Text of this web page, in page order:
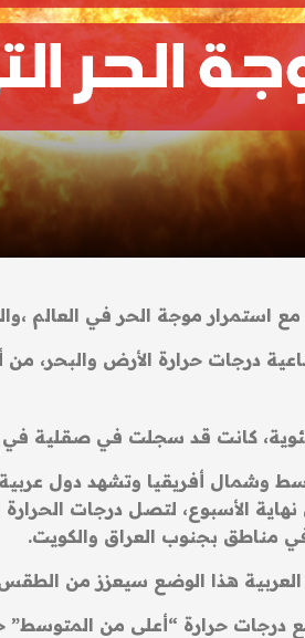
موجة الحر في العالم
درجات حرارة الأرض والبحر،
وشمال أفريقيا وتشهد دول
نهاية الأسبوع، لتصل درجات
العربية هذا الوضع سيعزز من
مع درجات حرارة “أعلى من